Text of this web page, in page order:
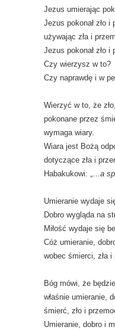
Jezus umierając
Jezus pokonał zło
używając zła i
Jezus pokonał zło i
Czy wierzysz w to?
Czy naprawdę i w
Wierzyć w to, że
pokonane przez
wymaga wiary.
Wiara jest Bożą
dotyczące zła i
Habakukowi: „…a
Umieranie wydaje
Dobro wygląda na
Miłość wydaje się
Cóż umieranie,
wobec śmierci, zła i
Bóg mówi, że
właśnie umieranie,
śmierć, zło i
Umieranie, dobro i